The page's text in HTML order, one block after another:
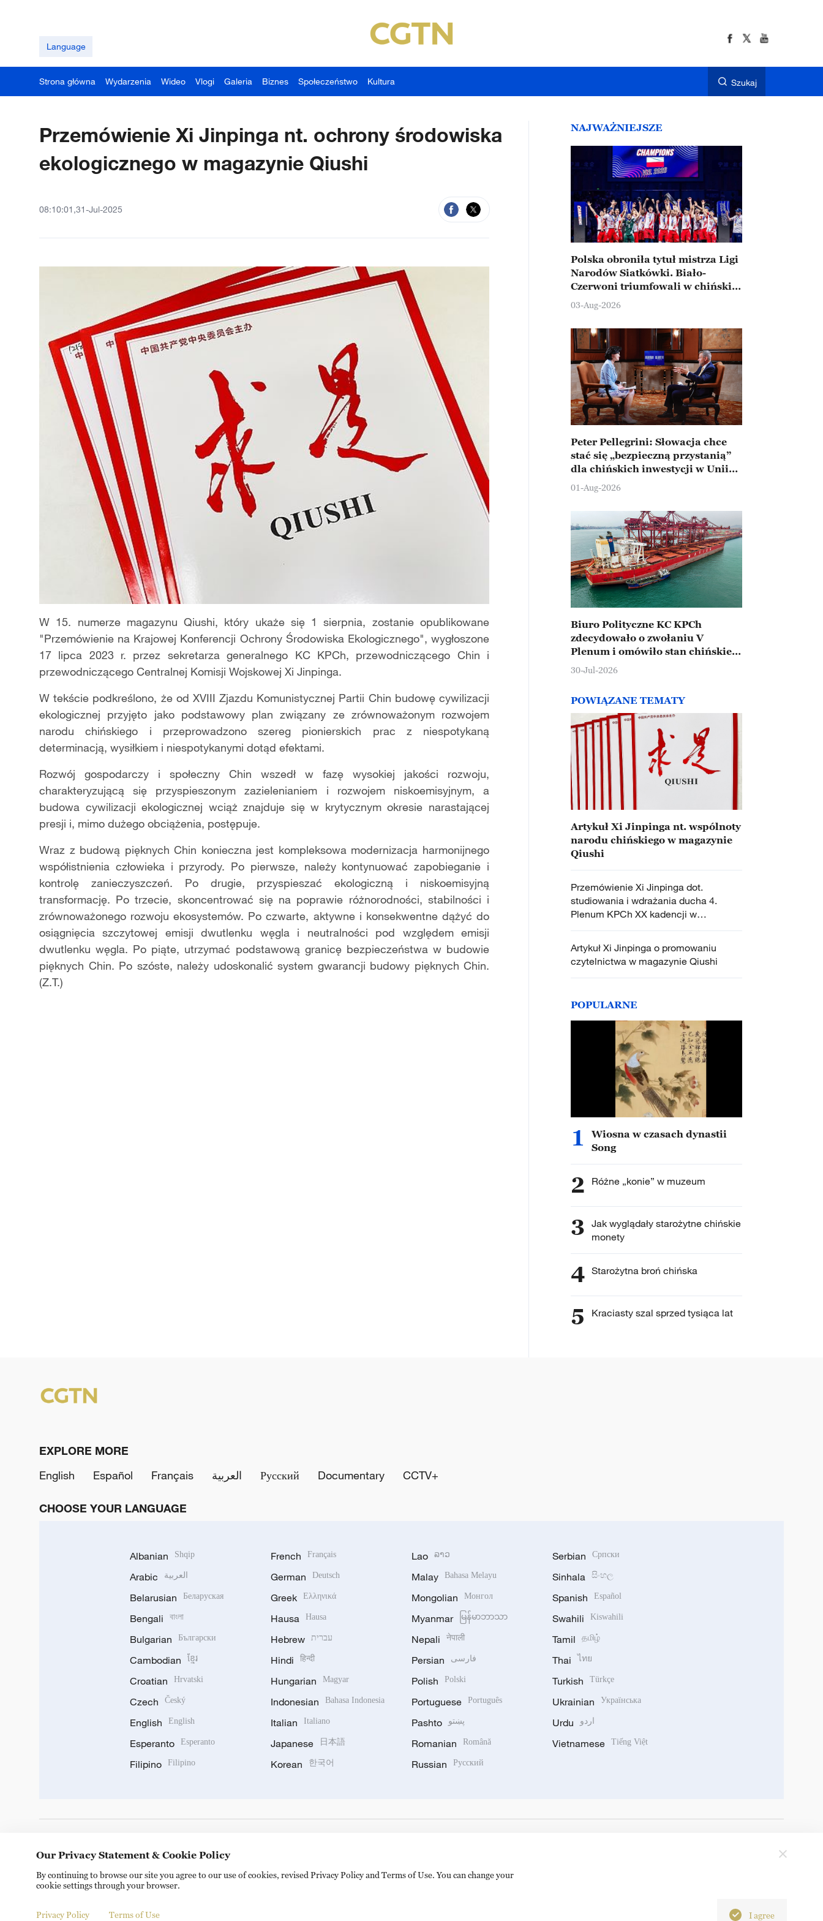
Language
Strona główna Wydarzenia Wideo Vlogi Galeria Biznes Społeczeństwo Kultura Szukaj
Przemówienie Xi Jinpinga nt. ochrony środowiska
ekologicznego w magazynie Qiushi
08:10:01,31-Jul-2025
W 15. numerze magazynu Qiushi, który ukaże się 1 sierpnia, zostanie opublikowane
"Przemówienie na Krajowej Konferencji Ochrony Środowiska Ekologicznego", wygłoszone
17 lipca 2023 r. przez sekretarza generalnego KC KPCh, przewodniczącego Chin i
przewodniczącego Centralnej Komisji Wojskowej Xi Jinpinga.
W tekście podkreślono, że od XVIII Zjazdu Komunistycznej Partii Chin budowę cywilizacji
ekologicznej przyjęto jako podstawowy plan związany ze zrównoważonym rozwojem
narodu chińskiego i przeprowadzono szereg pionierskich prac z niespotykaną
determinacją, wysiłkiem i niespotykanymi dotąd efektami.
Rozwój gospodarczy i społeczny Chin wszedł w fazę wysokiej jakości rozwoju,
charakteryzującą się przyspieszonym zazielenianiem i rozwojem niskoemisyjnym, a
budowa cywilizacji ekologicznej wciąż znajduje się w krytycznym okresie narastającej
presji i, mimo dużego obciążenia, postępuje.
Wraz z budową pięknych Chin konieczna jest kompleksowa modernizacja harmonijnego
współistnienia człowieka i przyrody. Po pierwsze, należy kontynuować zapobieganie i
kontrolę zanieczyszczeń. Po drugie, przyspieszać ekologiczną i niskoemisyjną
transformację. Po trzecie, skoncentrować się na poprawie różnorodności, stabilności i
zrównoważonego rozwoju ekosystemów. Po czwarte, aktywne i konsekwentne dążyć do
osiągnięcia szczytowej emisji dwutlenku węgla i neutralności pod względem emisji
dwutlenku węgla. Po piąte, utrzymać podstawową granicę bezpieczeństwa w budowie
pięknych Chin. Po szóste, należy udoskonalić system gwarancji budowy pięknych Chin.
(Z.T.)
NAJWAŻNIEJSZE
Polska obroniła tytuł mistrza Ligi
Narodów Siatkówki. Biało-
Czerwoni triumfowali w chińskim
Ningbo
03-Aug-2026
Peter Pellegrini: Słowacja chce
stać się „bezpieczną przystanią”
dla chińskich inwestycji w Unii
Europejskiej
01-Aug-2026
Biuro Polityczne KC KPCh
zdecydowało o zwołaniu V
Plenum i omówiło stan chińskiej
gospodarki
30-Jul-2026
POWIĄZANE TEMATY
Artykuł Xi Jinpinga nt. wspólnoty
narodu chińskiego w magazynie
Qiushi
Przemówienie Xi Jinpinga dot.
studiowania i wdrażania ducha 4.
Plenum KPCh XX kadencji w
magazynie Qiushi
Artykuł Xi Jinpinga o promowaniu
czytelnictwa w magazynie Qiushi
POPULARNE
1
Wiosna w czasach dynastii
Song
2 Różne „konie” w muzeum
3 Jak wyglądały starożytne chińskie
monety
4 Starożytna broń chińska
5 Kraciasty szal sprzed tysiąca lat
EXPLORE MORE
English
Español Français العربية Русский Documentary CCTV+
CHOOSE YOUR LANGUAGE
Albanian Shqip
Arabic العربية
Belarusian Беларуская
Bengali বাংলা
Bulgarian Български
Cambodian ខ្មែរ
Croatian Hrvatski
Czech Český
English English
Esperanto Esperanto
Filipino Filipino
French Français
German Deutsch
Greek Ελληνικά
Hausa Hausa
Hebrew עברית
Hindi हिन्दी
Hungarian Magyar
Indonesian Bahasa Indonesia
Italian Italiano
Japanese 日本語
Korean 한국어
Lao ລາວ
Malay Bahasa Melayu
Mongolian Монгол
Myanmar မြန်မာဘာသာ
Nepali नेपाली
Persian فارسی
Polish Polski
Portuguese Português
Pashto پښتو
Romanian Română
Russian Русский
Serbian Српски
Sinhala සිංහල
Spanish Español
Swahili Kiswahili
Tamil தமிழ்
Thai ไทย
Turkish Türkçe
Ukrainian Українська
Urdu اردو
Vietnamese Tiếng Việt
Copyright © 2024 CGTN. 京ICP备20000184号
Our Privacy Statement & Cookie Policy
By continuing to browse our site you agree to our use of cookies, revised Privacy Policy and Terms of Use. You can change your
cookie settings through your browser.
Privacy Policy Terms of Use I agree